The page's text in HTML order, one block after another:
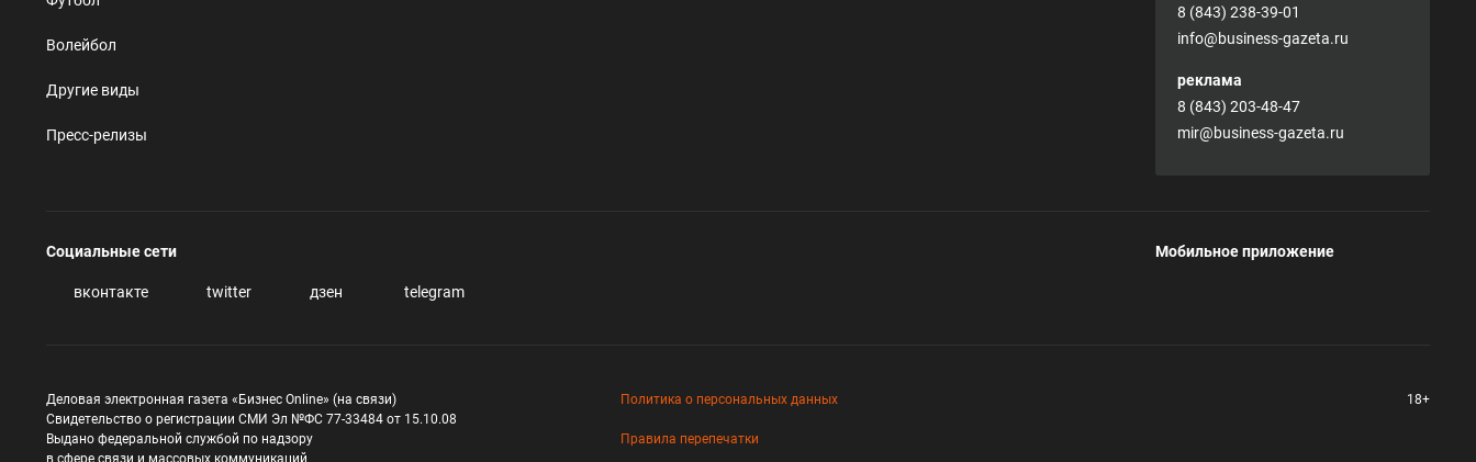
Волейбол
Другие виды
Пресс-релизы
8 (843) 238-39-01
info@business-gazeta.ru
реклама
8 (843) 203-48-47
mir@business-gazeta.ru
Социальные сети
вконтакте twitter дзен telegram
Мобильное приложение
Деловая электронная газета «Бизнес Online» (на связи)
Свидетельство о регистрации СМИ Эл №ФС 77-33484 от 15.10.08
Выдано федеральной службой по надзору
в сфере связи и массовых коммуникаций
Политика о персональных данных
Правила перепечатки
18+